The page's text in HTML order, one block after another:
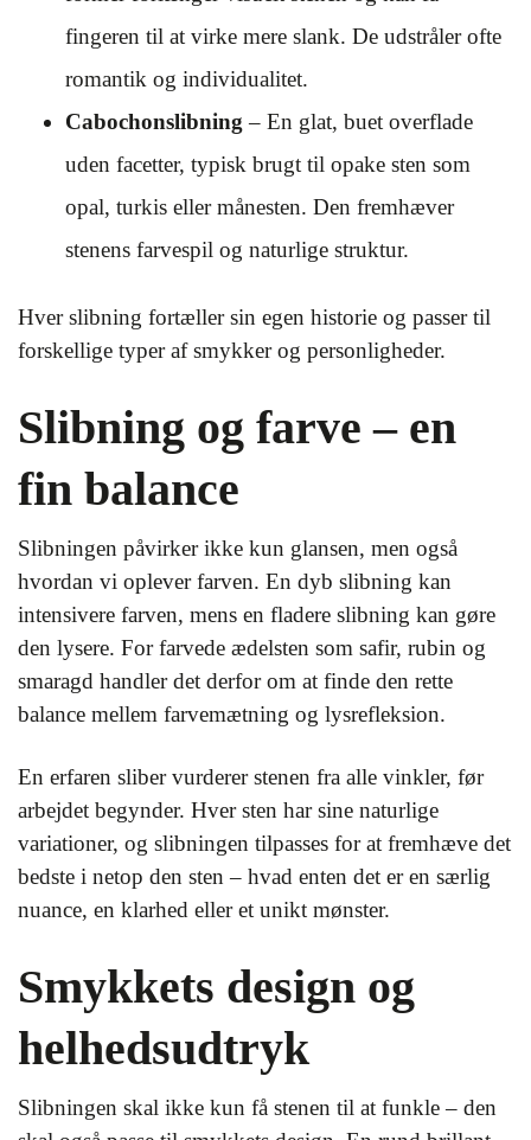
fingeren til at virke mere slank. De udstråler ofte
romantik og individualitet.
Cabochonslibning – En glat, buet overflade
uden facetter, typisk brugt til opake sten som
opal, turkis eller månesten. Den fremhæver
stenens farvespil og naturlige struktur.
Hver slibning fortæller sin egen historie og passer til
forskellige typer af smykker og personligheder.
Slibning og farve – en
fin balance
Slibningen påvirker ikke kun glansen, men også
hvordan vi oplever farven. En dyb slibning kan
intensivere farven, mens en fladere slibning kan gøre
den lysere. For farvede ædelsten som safir, rubin og
smaragd handler det derfor om at finde den rette
balance mellem farvemætning og lysrefleksion.
En erfaren sliber vurderer stenen fra alle vinkler, før
arbejdet begynder. Hver sten har sine naturlige
variationer, og slibningen tilpasses for at fremhæve det
bedste i netop den sten – hvad enten det er en særlig
nuance, en klarhed eller et unikt mønster.
Smykkets design og
helhedsudtryk
Slibningen skal ikke kun få stenen til at funkle – den